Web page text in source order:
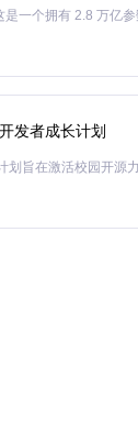
采用"人类示教
化案例
行业网站手动收集
发者成长计划